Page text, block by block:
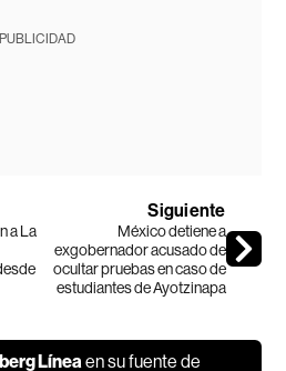
PUBLICIDAD
a La
Siguiente
México detiene a
exgobernador acusado de
ocultar pruebas en caso de
estudiantes de Ayotzinapa
Líneaen su fuente de